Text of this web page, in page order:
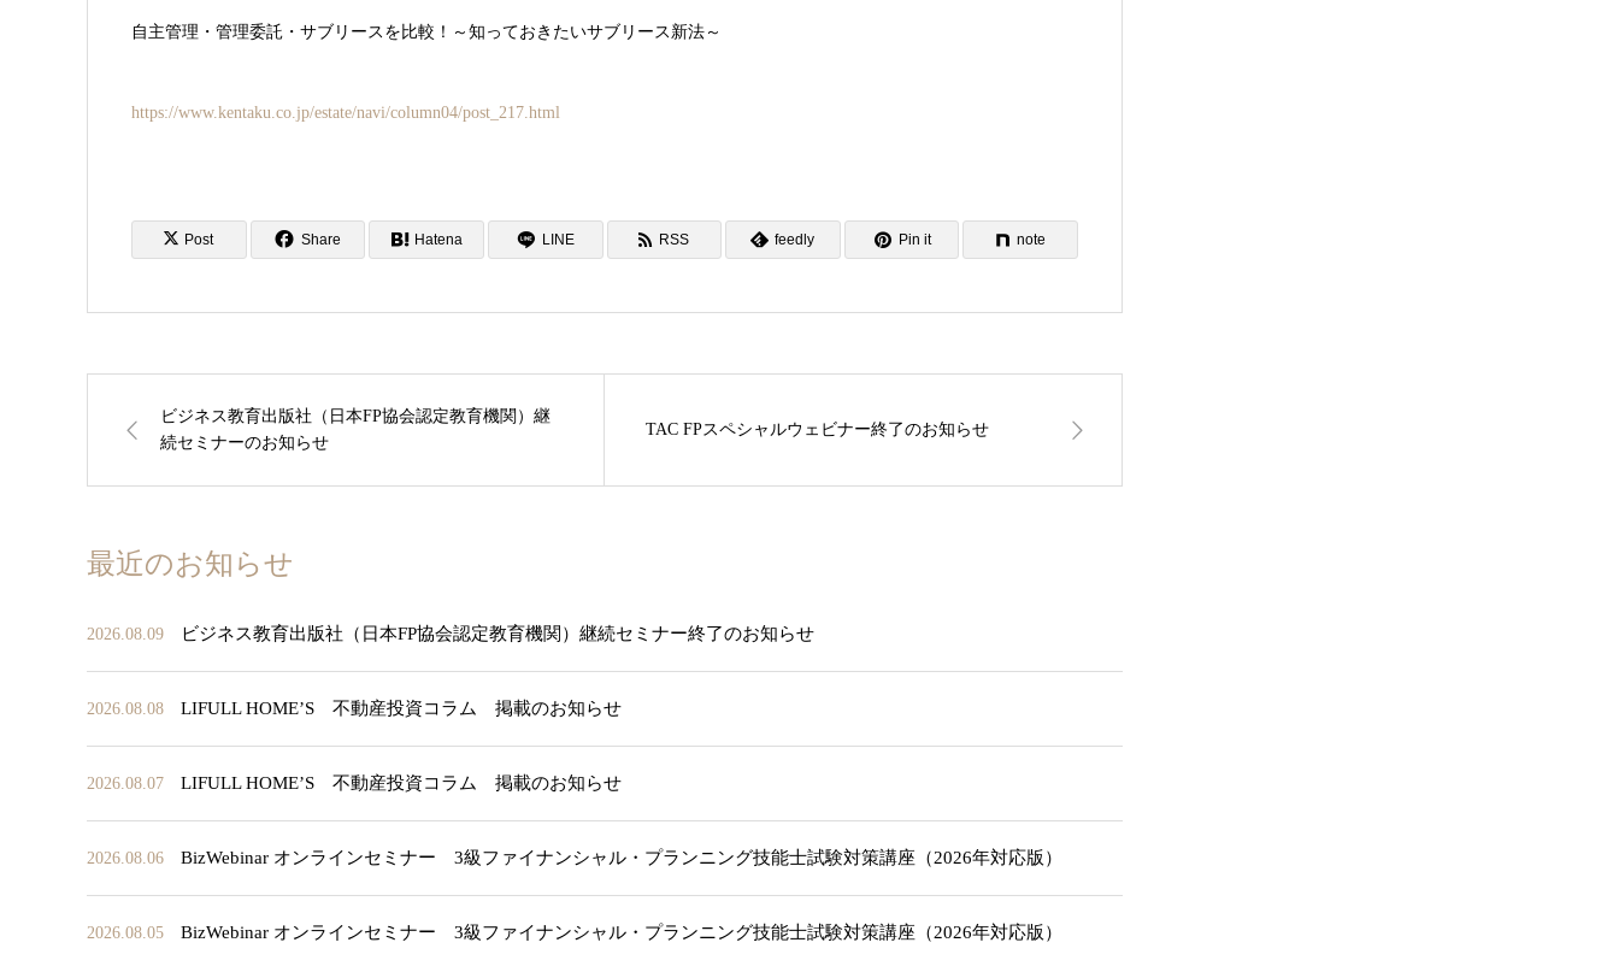
自主管理・管理委託・サブリースを比較！～知っておきたいサブリース新法～
https://www.kentaku.co.jp/estate/navi/column04/post_217.html
Post Share Hatena LINE RSS feedly Pin it note
ビジネス教育出版社（日本FP協会認定教育機関）継
続セミナーのお知らせ
TAC FPスペシャルウェビナー終了のお知らせ
最近のお知らせ
2026.08.09 ビジネス教育出版社（日本FP協会認定教育機関）継続セミナー終了のお知らせ
2026.08.08 LIFULL HOME’S 不動産投資コラム 掲載のお知らせ
2026.08.07 LIFULL HOME’S 不動産投資コラム 掲載のお知らせ
2026.08.06 BizWebinar オンラインセミナー 3級ファイナンシャル・プランニング技能士試験対策講座（2026年対応版）
2026.08.05 BizWebinar オンラインセミナー 3級ファイナンシャル・プランニング技能士試験対策講座（2026年対応版）